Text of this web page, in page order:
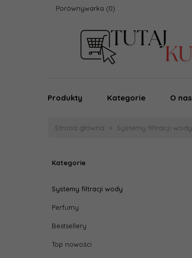
Porównywarka
Produkty Kategorie O nas
Strona główna Systemy filtracji wody
Kategorie
Systemy filtracji wody
Perfumy
Bestsellery
Top nowości